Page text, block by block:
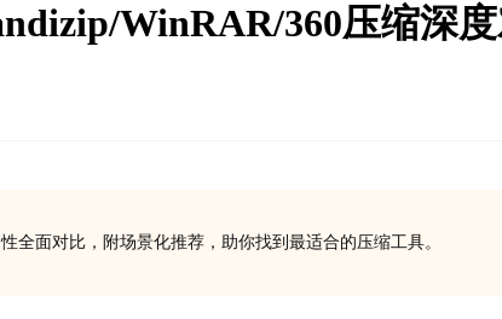
WinRAR/360压缩深
全面对比，附场景化推荐，助你找到最适合的压缩工具。